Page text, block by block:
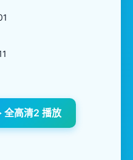
全高清2 播放